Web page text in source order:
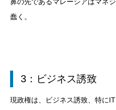
鼻の先であるマレーシアはマネ
蠢く。
3：ビジネス誘致
現政権は、ビジネス誘致、特に